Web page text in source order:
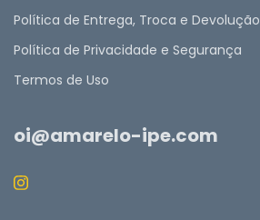
Política de Entrega, Troca e Devolução
Política de Privacidade e Segurança
Termos de Uso
oi@amarelo-ipe.com